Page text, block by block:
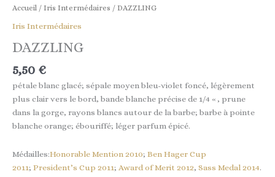
Accueil / Iris Intermédaires / DAZZLING
Iris Intermédaires
DAZZLING
5,50 €
pétale blanc glacé; sépale moyen bleu-violet foncé, légèrement
plus clair vers le bord, bande blanche précise de 1/4 « , prune
dans la gorge, rayons blancs autour de la barbe; barbe à pointe
blanche orange; ébouriffé; léger parfum épicé.
Médailles:Honorable Mention 2010; Ben Hager Cup
2011 ; President’s Cup 2011 ; Award of Merit 2012, Sass Medal 2014.